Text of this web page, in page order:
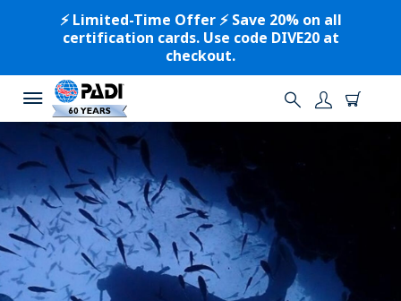
⚡️ Limited-Time Offer ⚡️ Save 20% on all
certification cards. Use code DIVE20 at
checkout.